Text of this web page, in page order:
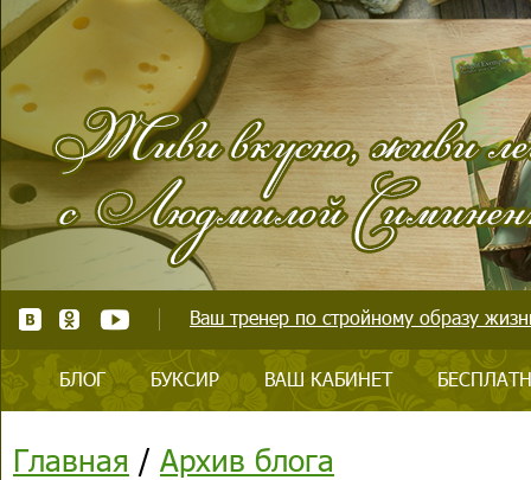
Ваш тренер по стройному образу
БЛОГ БУКСИР ВАШ КАБИНЕТ
Главная / Архив блога